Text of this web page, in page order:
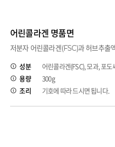
어린콜라겐 명품면
저분자 어린콜라겐(FSC)과 허브추출
성분
어린콜라겐(FSC), 모과, 포도
용량
300g
조리
기호에 따라 드시면 됩니다.